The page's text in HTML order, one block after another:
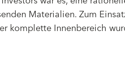
Materialien. Zum
komplette Innenbereich